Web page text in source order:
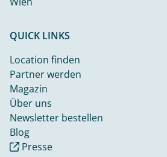
QUICK LINKS
Location finden
Partner werden
Magazin
Über uns
Newsletter bestellen
Blog
Presse